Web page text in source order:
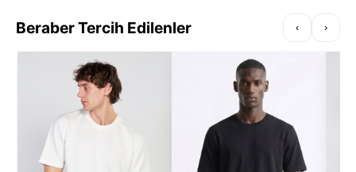
Beraber Tercih Edilenler ‹ ›